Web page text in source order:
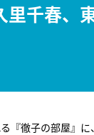
里千春、
『徹子の部屋』